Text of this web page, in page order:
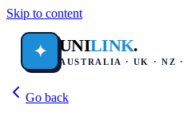
Skip to content
✦ UNILINK.
AUSTRALIA · UK · NZ
Go back